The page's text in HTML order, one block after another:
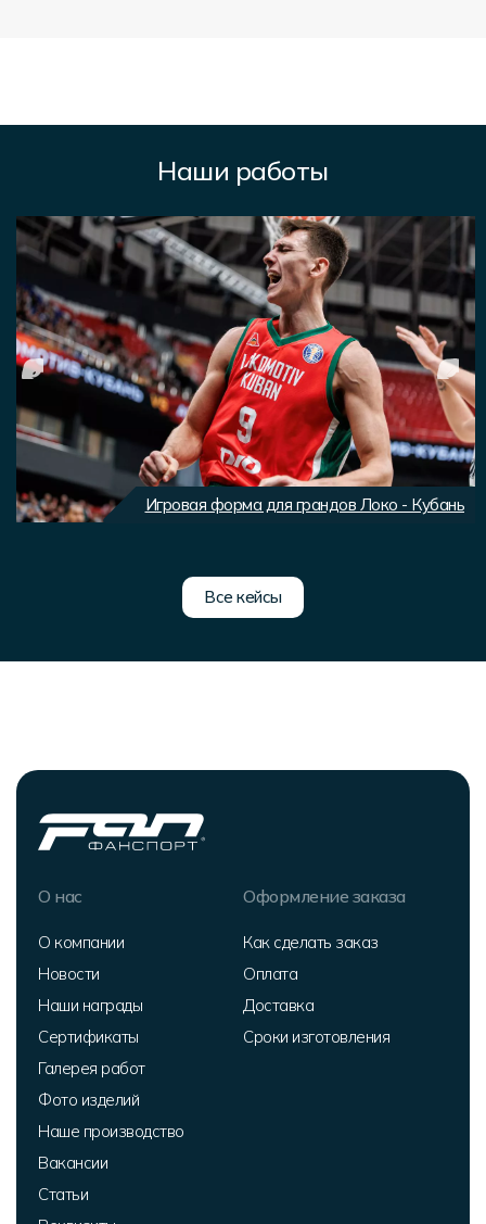
Наши работы
Игровая форма для грандов Локо - Кубань
Все кейсы
О нас
О компании
Новости
Наши награды
Сертификаты
Галерея работ
Фото изделий
Наше производство
Вакансии
Статьи
Оформление заказа
Как сделать заказ
Оплата
Доставка
Сроки изготовления